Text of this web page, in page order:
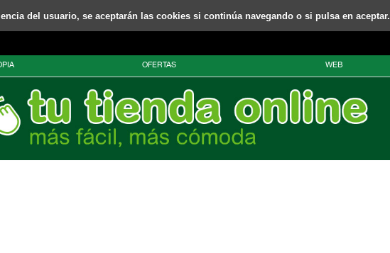
del usuario, se aceptarán las cookies si continúa navegando o si pulsa en aceptar.
OFERTAS WEB